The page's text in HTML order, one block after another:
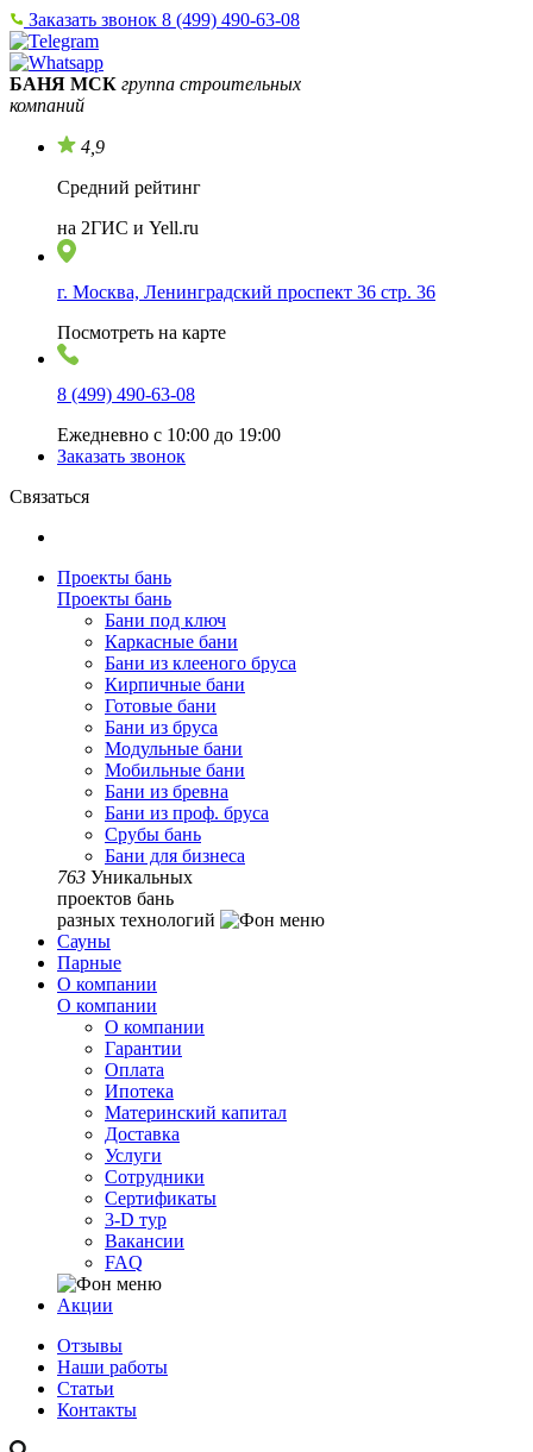
Заказать звонок 8 (499) 490-63-08
БАНЯ МСК группа строительных
компаний
4,9
Средний рейтинг
на 2ГИС и Yell.ru
г. Москва, Ленинградский проспект 36 стр. 36
Посмотреть на карте
8 (499) 490-63-08
Ежедневно с 10:00 до 19:00
Заказать звонок
Связаться
Проекты бань
Проекты бань
Бани под ключ
Каркасные бани
Бани из клееного бруса
Кирпичные бани
Готовые бани
Бани из бруса
Модульные бани
Мобильные бани
Бани из бревна
Бани из проф. бруса
Срубы бань
Бани для бизнеса
763 Уникальных
проектов бань
разных технологий
Сауны
Парные
О компании
О компании
О компании
Гарантии
Оплата
Ипотека
Материнский капитал
Доставка
Услуги
Сотрудники
Сертификаты
3-D тур
Вакансии
FAQ
Акции
Отзывы
Наши работы
Статьи
Контакты